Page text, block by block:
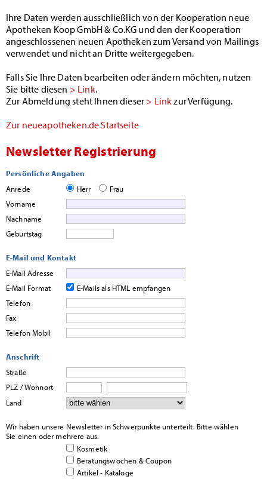
Ihre Daten werden ausschließlich von der Kooperation neue
Apotheken Koop GmbH & Co.KG und den der Kooperation
angeschlossenen neuen Apotheken zum Versand von Mailings
verwendet und nicht an Dritte weitergegeben.
Falls Sie Ihre Daten bearbeiten oder ändern möchten, nutzen
Sie bitte diesen > Link.
Zur Abmeldung steht Ihnen dieser > Linkzur Verfügung.
Zur neueapotheken.de Startseite
Newsletter Registrierung
Persönliche Angaben
Anrede
Herr
Frau
Vorname
Nachname
Geburtstag
E-Mail und Kontakt
E-Mail Adresse
E-Mail Format
E-Mails als HTML empfangen
Telefon
Fax
Telefon Mobil
Anschrift
Straße
PLZ / Wohnort
Land
Wir haben unsere Newsletter in Schwerpunkte unterteilt. Bitte wählen
Sie einen oder mehrere aus.
Kosmetik
Beratungswochen & Coupon
Artikel - Kataloge